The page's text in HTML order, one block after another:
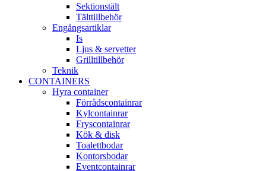
Sektionstält
Tälttillbehör
Engångsartiklar
Is
Ljus & servetter
Grilltillbehör
Teknik
CONTAINERS
Hyra container
Förrådscontainrar
Kylcontainrar
Fryscontainrar
Kök & disk
Toalettbodar
Kontorsbodar
Eventcontainrar